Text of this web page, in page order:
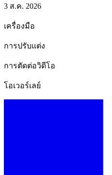
3 ส.ค. 2026
เครื่องมือ
การปรับแต่ง
การตัดต่อวิดีโอ
โอเวอร์เลย์